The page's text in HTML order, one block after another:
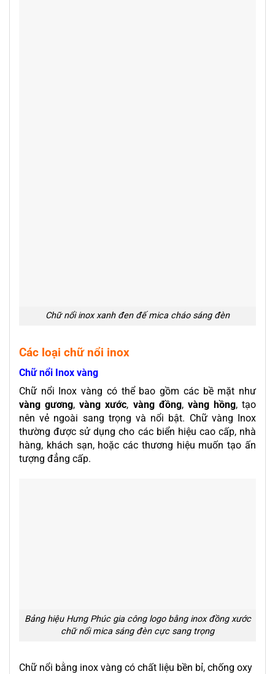
Chữ nổi inox xanh đen đế mica cháo sáng đèn
Các loại chữ nổi inox
Chữ nổi Inox vàng
Chữ nổi Inox vàng có thể bao gồm các bề mặt như
vàng gương,vàng xước, vàng đồng, vàng hồng, tạo
nên vẻ ngoài sang trọng và nổi bật. Chữ vàng Inox
thường được sử dụng cho các biển hiệu cao cấp, nhà
hàng, khách sạn, hoặc các thương hiệu muốn tạo ấn
tượng đẳng cấp.
Bảng hiệu Hưng Phúc gia công logo bằng inox đồng xước
chữ nổi mica sáng đèn cực sang trọng
Chữ nổi bằng inox vàng có chất liệu bền bỉ, chống oxy